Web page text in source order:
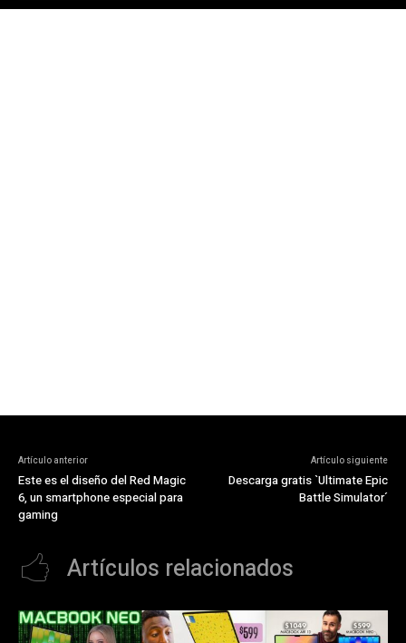
Artículo anterior
Este es el diseño del Red Magic
6, un smartphone especial para
gaming
Artículo siguiente
Descarga gratis `Ultimate Epic
Battle Simulator´
Artículos relacionados